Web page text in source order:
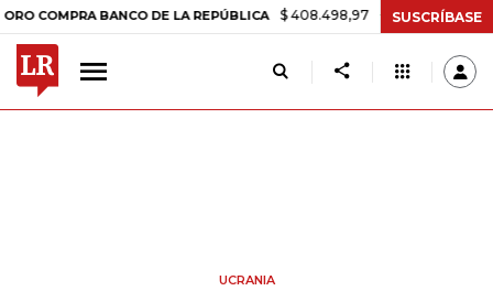
BANCO DE LA REPÚBLICA $ 408.498,97 +$ 8.753,81 +2,19%
SUSCRÍBASE
UCRANIA